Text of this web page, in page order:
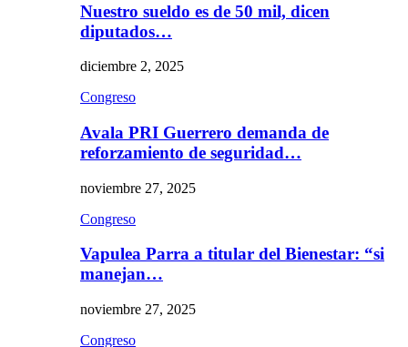
Nuestro sueldo es de 50 mil, dicen
diputados…
diciembre 2, 2025
Congreso
Avala PRI Guerrero demanda de
reforzamiento de seguridad…
noviembre 27, 2025
Congreso
Vapulea Parra a titular del Bienestar: “si
manejan…
noviembre 27, 2025
Congreso